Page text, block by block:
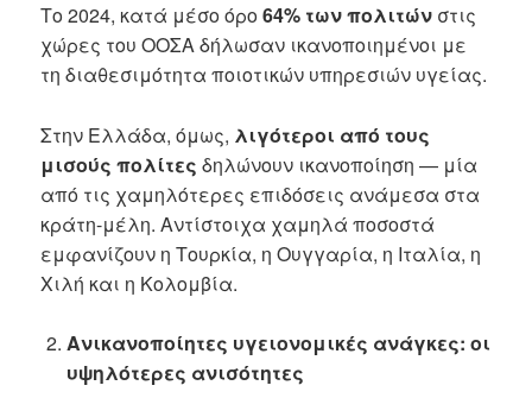
Το 2024, κατά μέσο όρο64% των πολιτών στις
χώρες του ΟΟΣΑ δήλωσαν ικανοποιημένοι με
τη διαθεσιμότητα ποιοτικών υπηρεσιών υγείας.
Στην Ελλάδα, όμως, λιγότεροι από τους
μισούς πολίτες δηλώνουν ικανοποίηση — μία
από τις χαμηλότερες επιδόσεις ανάμεσα στα
κράτη-μέλη. Αντίστοιχα χαμηλά ποσοστά
εμφανίζουν η Τουρκία, η Ουγγαρία, η Ιταλία, η
Χιλή και η Κολομβία.
Ανικανοποίητες υγειονομικές ανάγκες: οι
υψηλότερες ανισότητες